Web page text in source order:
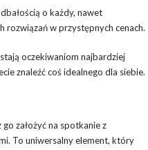
o każdy, nawet
rozwiązań w przystępnych cenach.
oczekiwaniom najbardziej
znaleźć coś idealnego dla siebie.
założyć na spotkanie z
To uniwersalny element, który